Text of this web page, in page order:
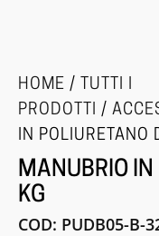
HOME / TUTTI I
PRODOTTI /
IN POLIURETANO
MANUBRIO
KG
COD: PUDB05-B-